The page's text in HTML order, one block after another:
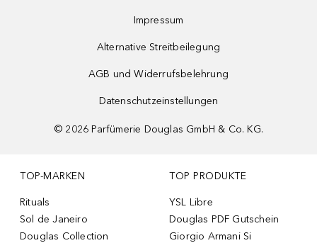
Impressum
Alternative Streitbeilegung
AGB und Widerrufsbelehrung
Datenschutzeinstellungen
© 2026 Parfümerie Douglas GmbH & Co. KG.
TOP-MARKEN
Rituals
Sol de Janeiro
Douglas Collection
TOP PRODUKTE
YSL Libre
Douglas PDF Gutschein
Giorgio Armani Si